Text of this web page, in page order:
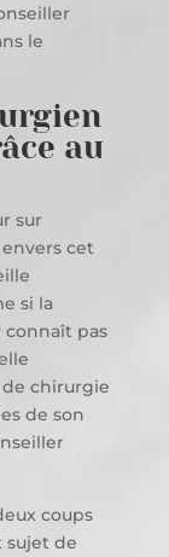
le
au
sur
cet
si la
connaît pas
de chirurgie
de son
coups
sujet de